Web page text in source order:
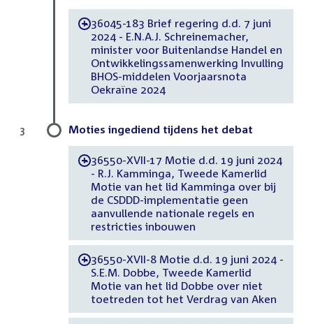
-36045-183 Brief regering d.d. 7 juni
2024 - E.N.A.J. Schreinemacher,
minister voor Buitenlandse Handel en
Ontwikkelingssamenwerking Invulling
BHOS-middelen Voorjaarsnota
Oekraïne 2024
Moties ingediend tijdens het debat
-36550-XVII-17 Motie d.d. 19 juni 2024
- R.J. Kamminga, Tweede Kamerlid
Motie van het lid Kamminga over bij
de CSDDD-implementatie geen
aanvullende nationale regels en
restricties inbouwen
-36550-XVII-8 Motie d.d. 19 juni 2024 -
S.E.M. Dobbe, Tweede Kamerlid
Motie van het lid Dobbe over niet
toetreden tot het Verdrag van Aken
3